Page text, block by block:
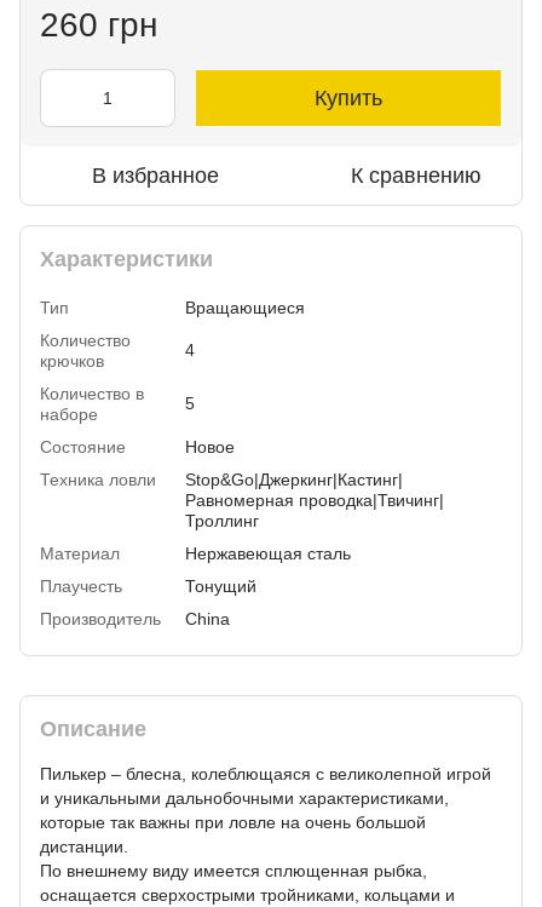
260 грн
Купить
В избранное К сравнению
Характеристики
Тип
Вращающиеся
Количество
крючков
4
Количество в
наборе
5
Состояние
Новое
Техника ловли
Stop&Go|Джеркинг|Кастинг|
Равномерная проводка|Твичинг|
Троллинг
Материал
Нержавеющая сталь
Плаучесть
Тонущий
Производитель
China
Описание
Пилькер – блесна, колеблющаяся с великолепной игрой
и уникальными дальнобочными характеристиками,
которые так важны при ловле на очень большой
дистанции.
По внешнему виду имеется сплющенная рыбка,
оснащается сверхострыми тройниками, кольцами и